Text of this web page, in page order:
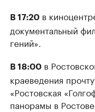
В 17:20 в
документальный
гений».
В 18:00 в
краеведения
«Ростовская
панорамы в